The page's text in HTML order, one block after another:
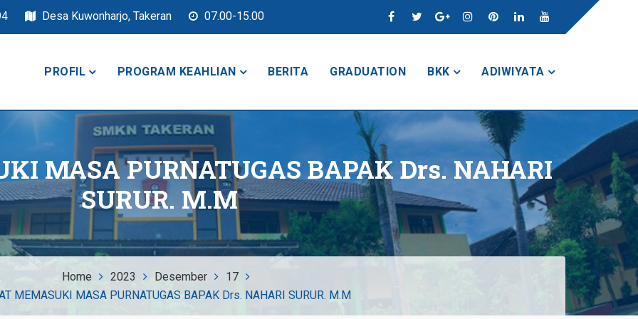
Desa Kuwonharjo, Takeran 07.00-15.00
PROFIL PROGRAM KEAHLIAN BERITA GRADUATION BKK ADIWIYATA
MASA PURNATUGAS BAPAK Drs. NAHARI
SURUR. M.M
Home 2023 Desember
17
MEMASUKI MASA PURNATUGAS BAPAK Drs. NAHARI SURUR. M.M